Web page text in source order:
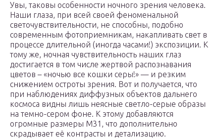
Увы, таковы особенности ночного зрения человека.
Наши глаза, при всей своей феноменальной
светочувствительности, не способны, подобно
современным фотоприемникам, накапливать свет в
процессе длительной (иногда часами!) экспозиции. К
тому же, ночная чувствительность наших глаз
достигается в том числе жертвой распознавания
цветов – «ночью все кошки серы!» — и резким
снижением остроты зрения. Вот и получается, что
при наблюдениях диффузных объектов дальнего
космоса видны лишь неясные светло-серые образы
на темно-сером фоне. К этому добавляются
огромные размеры М31, что дополнительно
скрадывает её контрасты и детализацию.